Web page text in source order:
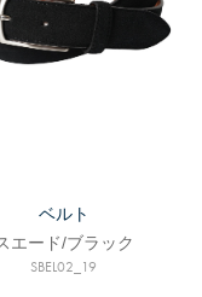
ベルト
エード/ブラック
SBEL02_19